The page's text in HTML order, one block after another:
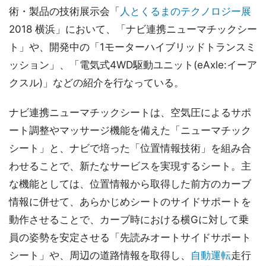
術・製品の技術展示会「 人とくるまのテクノロジー展
2018 横浜」において、「ナビ連携ニューマチックシー
ト」や、開発中の「1モーターハイブリッドトランスミ
ッション」、「電気式4WD駆動ユニット(eAxle:イーア
クスル)」などの紹介を行なっている。
ナビ連携ニューマチックシートは、空気圧によるサポ
ート調整やマッサージ機能を備えた「ニューマチック
シート」と、ナビで培った「位置情報技術」を組み合
わせることで、新たなサービスを実現するシート。主
な機能としては、位置情報から取得した前方のカーブ
情報に併せて、あらかじめシートのサイドサポートを
動作させることで、カーブ時における横Gに対して乗
員の姿勢を安定させる「先読みオートサイドサポート
シート」や、周辺の道路情報を取得し、 自動運転走行